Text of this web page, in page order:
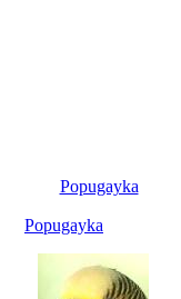
Popugayka
Popugayka